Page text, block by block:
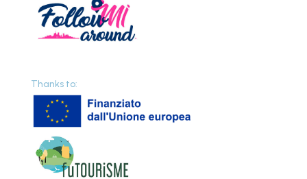
Thanks to: